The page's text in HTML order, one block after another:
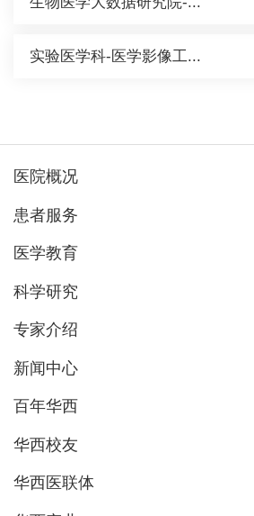
实验医学科-医学影像工...
医院概况
患者服务
医学教育
科学研究
专家介绍
新闻中心
百年华西
华西校友
华西医联体